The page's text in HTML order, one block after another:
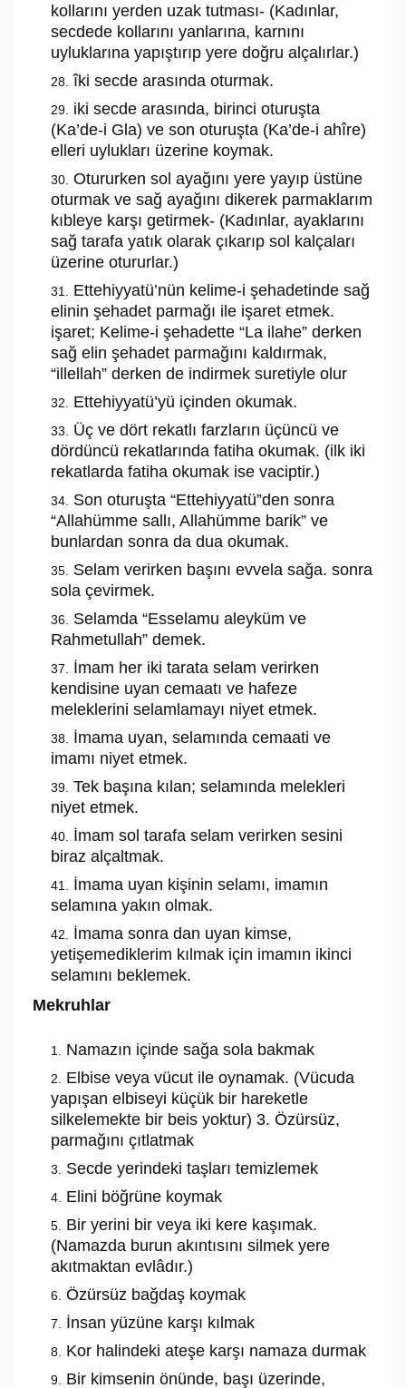
kollarını yerden uzak tutması- (Kadınlar,
secdede kollarını yanlarına, karnını
uyluklarına yapıştırıp yere doğru alçalırlar.)
îki secde arasında oturmak.
iki secde arasında, birinci oturuşta
(Ka’de-i Gla) ve son oturuşta (Ka’de-i ahîre)
elleri uylukları üzerine koymak.
Otururken sol ayağını yere yayıp üstüne
oturmak ve sağ ayağını dikerek parmaklarım
kıbleye karşı getirmek- (Kadınlar, ayaklarını
sağ tarafa yatık olarak çıkarıp sol kalçaları
üzerine otururlar.)
Ettehiyyatü’nün kelime-i şehadetinde sağ
elinin şehadet parmağı ile işaret etmek.
işaret; Kelime-i şehadette “La ilahe” derken
sağ elin şehadet parmağını kaldırmak,
“illellah” derken de indirmek suretiyle olur
Ettehiyyatü’yü içinden okumak.
Üç ve dört rekatlı farzların üçüncü ve
dördüncü rekatlarında fatiha okumak. (ilk iki
rekatlarda fatiha okumak ise vaciptir.)
Son oturuşta “Ettehiyyatü”den sonra
“Allahümme sallı, Allahümme barik” ve
bunlardan sonra da dua okumak.
Selam verirken başını evvela sağa. sonra
sola çevirmek.
Selamda “Esselamu aleyküm ve
Rahmetullah” demek.
İmam her iki tarata selam verirken
kendisine uyan cemaatı ve hafeze
meleklerini selamlamayı niyet etmek.
İmama uyan, selamında cemaati ve
imamı niyet etmek.
Tek başına kılan; selamında melekleri
niyet etmek.
İmam sol tarafa selam verirken sesini
biraz alçaltmak.
İmama uyan kişinin selamı, imamın
selamına yakın olmak.
İmama sonra dan uyan kimse,
yetişemediklerim kılmak için imamın ikinci
selamını beklemek.
Mekruhlar
Namazın içinde sağa sola bakmak
Elbise veya vücut ile oynamak. (Vücuda
yapışan elbiseyi küçük bir hareketle
silkelemekte bir beis yoktur) 3. Özürsüz,
parmağını çıtlatmak
Secde yerindeki taşları temizlemek
Elini böğrüne koymak
Bir yerini bir veya iki kere kaşımak.
(Namazda burun akıntısını silmek yere
akıtmaktan evlâdır.)
Özürsüz bağdaş koymak
İnsan yüzüne karşı kılmak
Kor halindeki ateşe karşı namaza durmak
Bir kimsenin önünde, başı üzerinde,